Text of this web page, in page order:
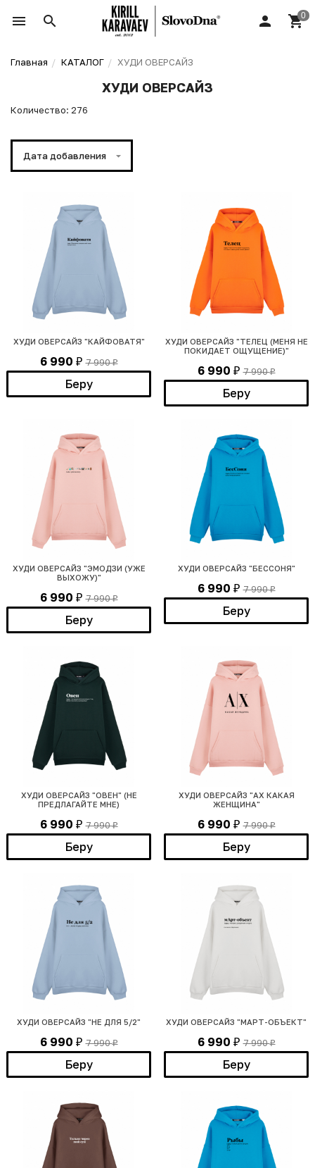
Главная КАТАЛОГ ХУДИ ОВЕРСАЙЗ
ХУДИ ОВЕРСАЙЗ
Количество: 276
Дата добавления
ХУДИ ОВЕРСАЙЗ "КАЙФОВАТЯ"
6 990 ₽ 7 990₽
Беру
ХУДИ ОВЕРСАЙЗ "ТЕЛЕЦ (МЕНЯ НЕ
ПОКИДАЕТ ОЩУЩЕНИЕ)"
6 990 ₽ 7 990₽
Беру
ХУДИ ОВЕРСАЙЗ "ЭМОДЗИ (УЖЕ
ВЫХОЖУ)"
6 990 ₽ 7 990₽
Беру
ХУДИ ОВЕРСАЙЗ "БЕССОНЯ"
6 990 ₽ 7 990₽
Беру
ХУДИ ОВЕРСАЙЗ "ОВЕН" (НЕ
ПРЕДЛАГАЙТЕ МНЕ)
6 990 ₽ 7 990₽
Беру
ХУДИ ОВЕРСАЙЗ "АХ КАКАЯ
ЖЕНЩИНА"
6 990 ₽ 7 990₽
Беру
ХУДИ ОВЕРСАЙЗ "НЕ ДЛЯ 5/2"
6 990 ₽ 7 990₽
Беру
ХУДИ ОВЕРСАЙЗ "МАРТ-ОБЪЕКТ"
6 990 ₽ 7 990₽
Беру